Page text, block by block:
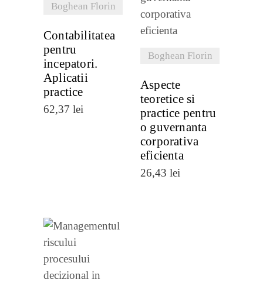
Boghean Florin
Contabilitatea
pentru
incepatori.
Aplicatii
practice
62,37 lei
Boghean Florin
DETALII
Aspecte
teoretice si
practice pentru
o guvernanta
corporativa
eficienta
26,43 lei